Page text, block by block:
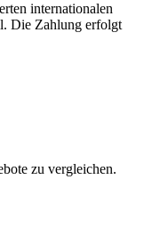
internationalen
Die Zahlung erfolgt
zu vergleichen.